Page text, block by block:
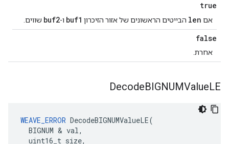
true
אם len הבייטים הראשונים של אזור הזיכרון buf1 ו-buf2 שווים.
false
אחרת.
DecodeBIGNUMValueLE
WEAVE_ERROR DecodeBIGNUMValueLE(
BIGNUM & val,
uint16_t size,